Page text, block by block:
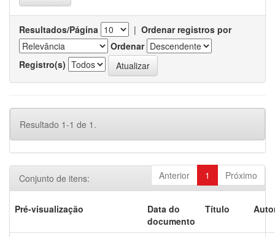
Resultados/Página | Ordenar registros por
Ordenar
Registro(s)
Resultado 1-1 de 1.
Anterior 1 Próximo
Conjunto de itens:
Pré-visualização
Data do
documento
Título